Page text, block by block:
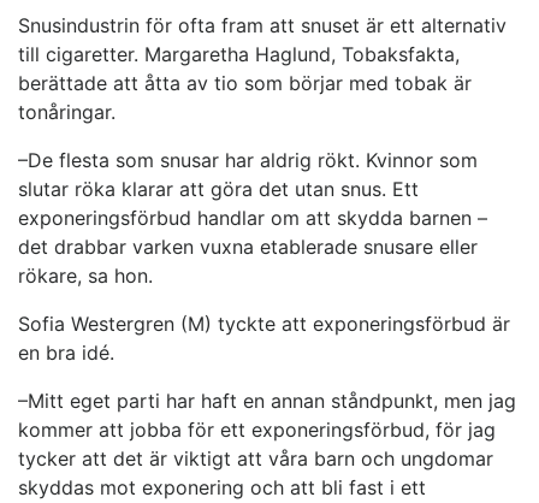
Snusindustrin för ofta fram att snuset är ett alternativ
till cigaretter. Margaretha Haglund, Tobaksfakta,
berättade att åtta av tio som börjar med tobak är
tonåringar.
–De flesta som snusar har aldrig rökt. Kvinnor som
slutar röka klarar att göra det utan snus. Ett
exponeringsförbud handlar om att skydda barnen –
det drabbar varken vuxna etablerade snusare eller
rökare, sa hon.
Sofia Westergren (M) tyckte att exponeringsförbud är
en bra idé.
–Mitt eget parti har haft en annan ståndpunkt, men jag
kommer att jobba för ett exponeringsförbud, för jag
tycker att det är viktigt att våra barn och ungdomar
skyddas mot exponering och att bli fast i ett